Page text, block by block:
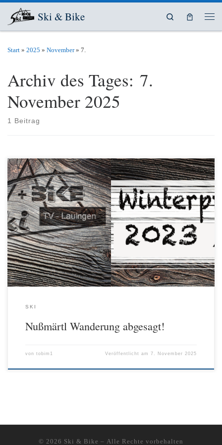
Zum Inhalt springen
Ski & Bike
Search
Start » 2025 » November » 7.
Archiv des Tages: 7.
November 2025
1 Beitrag
Leider entfällt unsere Nußmärtl Wanderung am Samstag 08.11.
SKI
Nußmärtl Wanderung abgesagt!
von tobim1 Veröffentlicht am7. November 2025
© 2026 Ski & Bike – Alle Rechte vorbehalten